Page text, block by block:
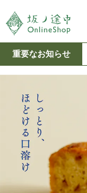
重要なお知らせ